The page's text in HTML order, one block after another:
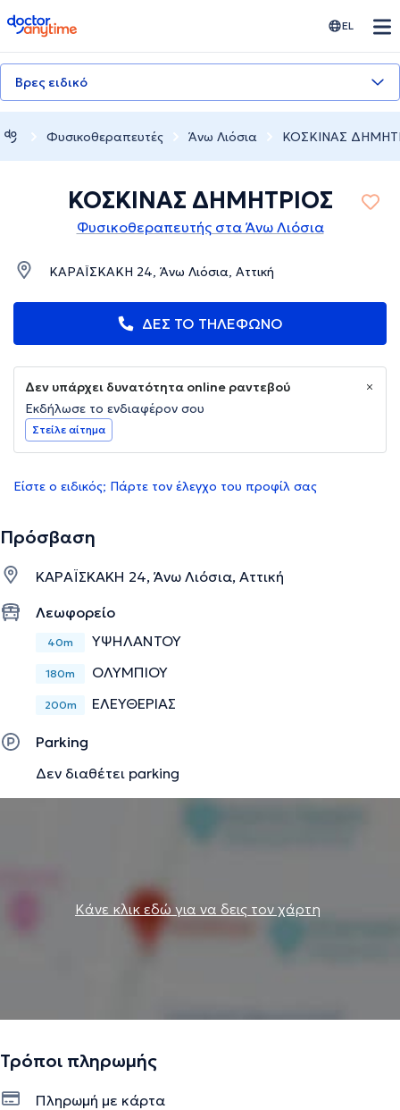
doctoranytime EL
Βρες ειδικό
Φυσικοθεραπευτές Άνω Λιόσια ΚΟΣΚΙΝΑΣ
ΚΟΣΚΙΝΑΣ ΔΗΜΗΤΡΙΟΣ
Φυσικοθεραπευτής στα Άνω Λιόσια
ΚΑΡΑΪΣΚΑΚΗ 24, Άνω Λιόσια, Αττική
ΔΕΣ ΤΟ ΤΗΛΕΦΩΝΟ
Δεν υπάρχει δυνατότητα online ραντεβού
Εκδήλωσε το ενδιαφέρον σου
Στείλε αίτημα
Είστε ο ειδικός; Πάρτε τον έλεγχο του προφίλ σας
Πρόσβαση
ΚΑΡΑΪΣΚΑΚΗ 24, Άνω Λιόσια, Αττική
Λεωφορείο
40m ΥΨΗΛΑΝΤΟΥ
180m ΟΛΥΜΠΙΟΥ
200m ΕΛΕΥΘΕΡΙΑΣ
Parking
Δεν διαθέτει parking
Κάνε κλικ εδώ για να δεις τον χάρτη
Τρόποι πληρωμής
Πληρωμή με κάρτα